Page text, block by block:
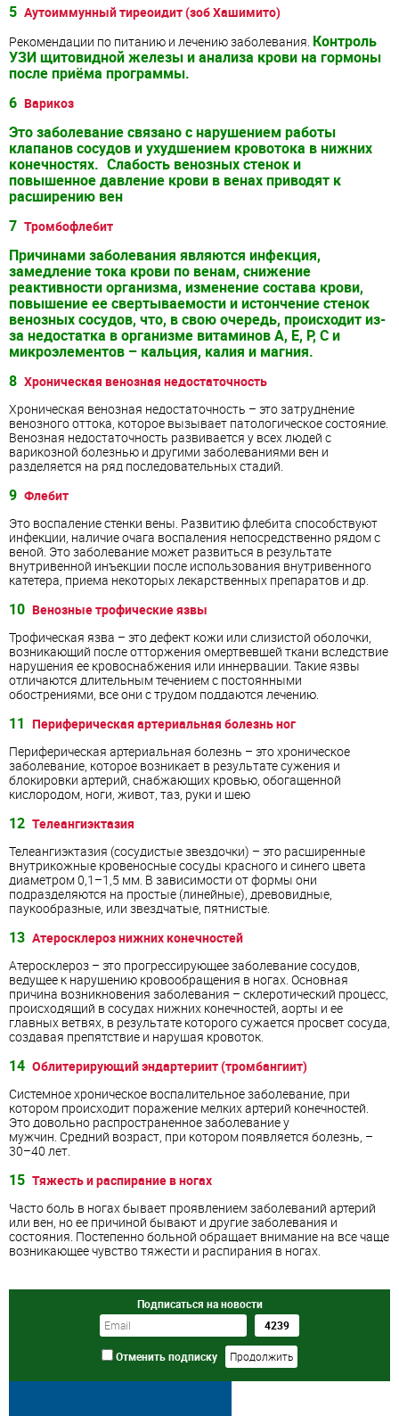
5 Аутоиммунный тиреоидит (зоб Хашимито)
Рекомендации по питанию и лечению заболевания. Контроль
УЗИ щитовидной железы и анализа крови на гормоны
после приёма программы.
6 Варикоз
Это заболевание связано с нарушением работы
клапанов сосудов и ухудшением кровотока в нижних
конечностях. Слабость венозных стенок и
повышенное давление крови в венах приводят к
расширению вен
7 Тромбофлебит
Причинами заболевания являются инфекция,
замедление тока крови по венам, снижение
реактивности организма, изменение состава крови,
повышение ее свертываемости и истончение стенок
венозных сосудов, что, в свою очередь, происходит из-
за недостатка в организме витаминов А, Е, Р, С и
микроэлементов – кальция, калия и магния.
8 Хроническая венозная недостаточность
Хроническая венозная недостаточность – это затруднение
венозного оттока, которое вызывает патологическое состояние.
Венозная недостаточность развивается у всех людей с
варикозной болезнью и другими заболеваниями вен и
разделяется на ряд последовательных стадий.
9 Флебит
Это воспаление стенки вены. Развитию флебита способствуют
инфекции, наличие очага воспаления непосредственно рядом с
веной. Это заболевание может развиться в результате
внутривенной инъекции после использования внутривенного
катетера, приема некоторых лекарственных препаратов и др.
10 Венозные трофические язвы
Трофическая язва – это дефект кожи или слизистой оболочки,
возникающий после отторжения омертвевшей ткани вследствие
нарушения ее кровоснабжения или иннервации. Такие язвы
отличаются длительным течением с постоянными
обострениями, все они с трудом поддаются лечению.
11 Периферическая артериальная болезнь ног
Периферическая артериальная болезнь – это хроническое
заболевание, которое возникает в результате сужения и
блокировки артерий, снабжающих кровью, обогащенной
кислородом, ноги, живот, таз, руки и шею
12 Телеангиэктазия
Телеангиэктазия (сосудистые звездочки) – это расширенные
внутрикожные кровеносные сосуды красного и синего цвета
диаметром 0,1–1,5 мм. В зависимости от формы они
подразделяются на простые (линейные), древовидные,
паукообразные, или звездчатые, пятнистые.
13 Атеросклероз нижних конечностей
Атеросклероз – это прогрессирующее заболевание сосудов,
ведущее к нарушению кровообращения в ногах. Основная
причина возникновения заболевания – склеротический процесс,
происходящий в сосудах нижних конечностей, аорты и ее
главных ветвях, в результате которого сужается просвет сосуда,
создавая препятствие и нарушая кровоток.
14 Облитерирующий эндартериит (тромбангиит)
Системное хроническое воспалительное заболевание, при
котором происходит поражение мелких артерий конечностей.
Это довольно распространенное заболевание у
мужчин. Средний возраст, при котором появляется болезнь, –
30–40 лет.
15 Тяжесть и распирание в ногах
Часто боль в ногах бывает проявлением заболеваний артерий
или вен, но ее причиной бывают и другие заболевания и
состояния. Постепенно больной обращает внимание на все чаще
возникающее чувство тяжести и распирания в ногах.
Подписаться на новости
Отменить подписку